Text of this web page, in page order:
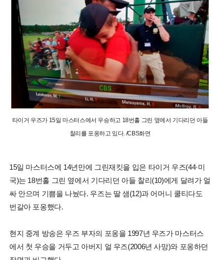
타이거 우즈가 15일 마스터스에서 우승하고 18번홀 그린 옆에서 기다리던 아들
찰리를 포옹하고 있다. /CBS화면
15일 마스터스에 14년만에 그린재킷을 입은 타이거 우즈(44·미
국)는 18번홀 그린 옆에서 기다리던 아들 찰리(10)에게 달려가 얼
싸 안으며 기쁨을 나눴다. 우즈는 딸 샘(12)과 어머니 쿨티다도
번갈아 포옹했다.
현지 중계 방송은 우즈 부자의 포옹을 1997년 우즈가 마스터스
에서 첫 우승을 거두고 아버지 얼 우즈(2006년 사망)와 포옹하던